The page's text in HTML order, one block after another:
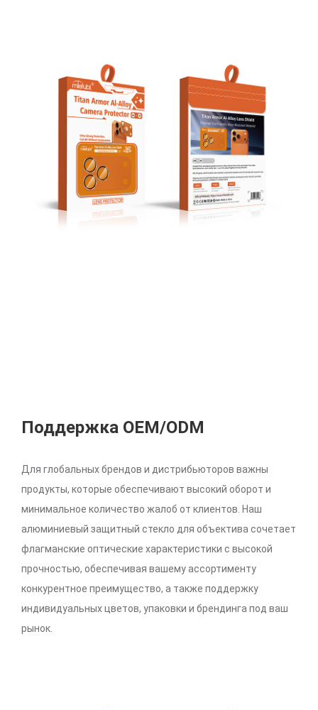
Поддержка OEM/ODM
Для глобальных брендов и дистрибьюторов важны
продукты, которые обеспечивают высокий оборот и
минимальное количество жалоб от клиентов. Наш
алюминиевый защитный стекло для объектива сочетает
флагманские оптические характеристики с высокой
прочностью, обеспечивая вашему ассортименту
конкурентное преимущество, а также поддержку
индивидуальных цветов, упаковки и брендинга под ваш
рынок.